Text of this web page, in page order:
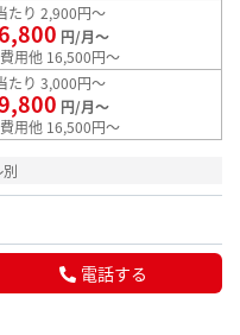
たり 2,900円～
円/月～
用他 16,500円～
たり 3,000円～
円/月～
用他 16,500円～
別
電話する